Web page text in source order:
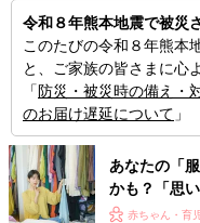
令和８年熊本地震で被災
このたびの令和８年熊本
と、ご家族の皆さまに心
「防災・被災時の備え・
のお届け遅延について 」
あなたの「
かも？「思
イリストが喝
赤ちゃん・育